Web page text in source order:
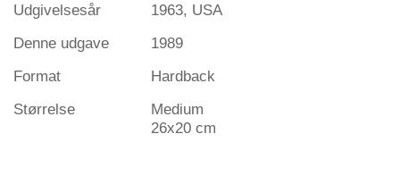
Udgivelsesår
1963, USA
Denne udgave
1989
Format
Hardback
Størrelse
Medium
26x20 cm